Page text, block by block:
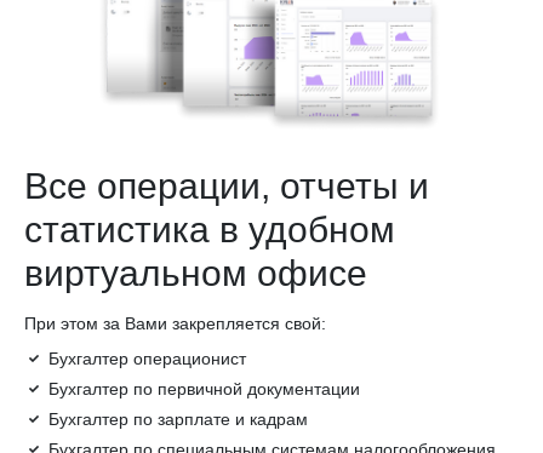
Все операции, отчеты и
статистика в удобном
виртуальном офисе
При этом за Вами закрепляется свой:
Бухгалтер операционист
Бухгалтер по первичной документации
Бухгалтер по зарплате и кадрам
Бухгалтер по специальным системам налогообложения